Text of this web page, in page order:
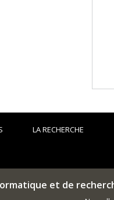
LA RECHERCHE
et de